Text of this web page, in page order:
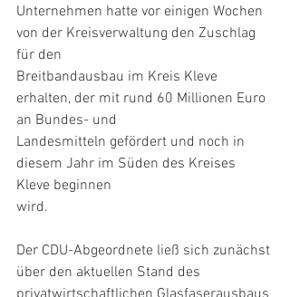
Unternehmen hatte vor einigen Wochen
von der Kreisverwaltung den Zuschlag
für den
Breitbandausbau im Kreis Kleve
erhalten, der mit rund 60 Millionen Euro
an Bundes- und
Landesmitteln gefördert und noch in
diesem Jahr im Süden des Kreises
Kleve beginnen
wird.
Der CDU-Abgeordnete ließ sich zunächst
über den aktuellen Stand des